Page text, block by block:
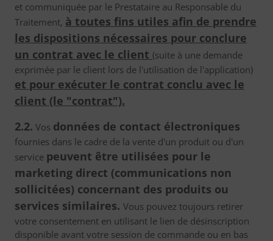
et communiquée par le Prestataire au Responsable du
Traitement, à toutes fins utiles afin de prendre
les dispositions nécessaires pour conclure
un contrat avec le client (suite à une demande
exprimée par le client lors de l'utilisation de l'application)
et pour exécuter le contrat conclu avec le
client (le "contrat").
2.2. Vos données de contact électroniques
fournies dans le cadre de la vente d'un produit ou d'un
service peuvent être utilisées pour le
marketing direct (communications non
sollicitées) concernant des produits ou
services similaires. Vous pouvez toujours retirer
votre consentement en utilisant le lien de désinscription
disponible avant votre session de commande ou en bas